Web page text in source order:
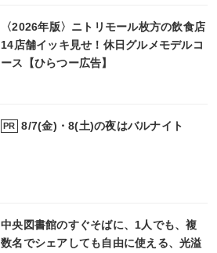
〈2026年版〉ニトリモール枚方の飲食店
14店舗イッキ見せ！休日グルメモデルコ
ース【ひらつー広告】
PR 8/7(金)・8(土)の夜はバルナイト
中央図書館のすぐそばに、1人でも、複
数名でシェアしても自由に使える、光溢